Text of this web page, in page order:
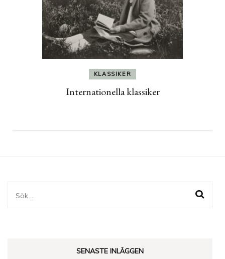
KLASSIKER
Internationella klassiker
Sök
SENASTE INLÄGGEN